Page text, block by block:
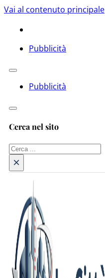
Vai al contenuto principale
Pubblicità
Pubblicità
Cerca nel sito
Cerca
×